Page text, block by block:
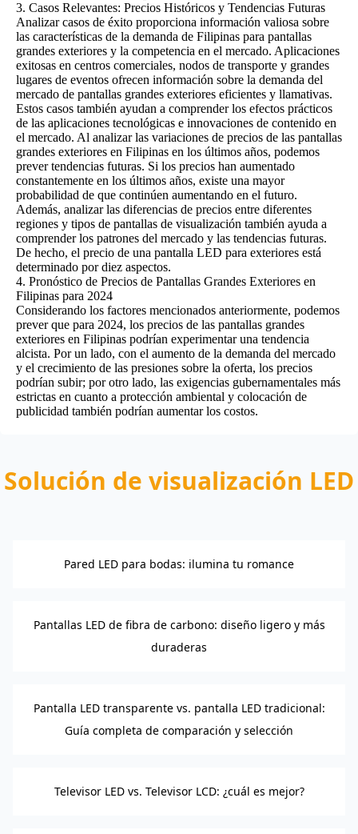
3. Casos Relevantes: Precios Históricos y Tendencias Futuras
Analizar casos de éxito proporciona información valiosa sobre
las características de la demanda de Filipinas para pantallas
grandes exteriores y la competencia en el mercado. Aplicaciones
exitosas en centros comerciales, nodos de transporte y grandes
lugares de eventos ofrecen información sobre la demanda del
mercado de pantallas grandes exteriores eficientes y llamativas.
Estos casos también ayudan a comprender los efectos prácticos
de las aplicaciones tecnológicas e innovaciones de contenido en
el mercado. Al analizar las variaciones de precios de las pantallas
grandes exteriores en Filipinas en los últimos años, podemos
prever tendencias futuras. Si los precios han aumentado
constantemente en los últimos años, existe una mayor
probabilidad de que continúen aumentando en el futuro.
Además, analizar las diferencias de precios entre diferentes
regiones y tipos de pantallas de visualización también ayuda a
comprender los patrones del mercado y las tendencias futuras.
De hecho, el precio de una pantalla LED para exteriores está
determinado por diez aspectos.
4. Pronóstico de Precios de Pantallas Grandes Exteriores en
Filipinas para 2024
Considerando los factores mencionados anteriormente, podemos
prever que para 2024, los precios de las pantallas grandes
exteriores en Filipinas podrían experimentar una tendencia
alcista. Por un lado, con el aumento de la demanda del mercado
y el crecimiento de las presiones sobre la oferta, los precios
podrían subir; por otro lado, las exigencias gubernamentales más
estrictas en cuanto a protección ambiental y colocación de
publicidad también podrían aumentar los costos.
Solución de visualización LED
Pared LED para bodas: ilumina tu romance
Pantallas LED de fibra de carbono: diseño ligero y más
duraderas
Pantalla LED transparente vs. pantalla LED tradicional:
Guía completa de comparación y selección
Televisor LED vs. Televisor LCD: ¿cuál es mejor?